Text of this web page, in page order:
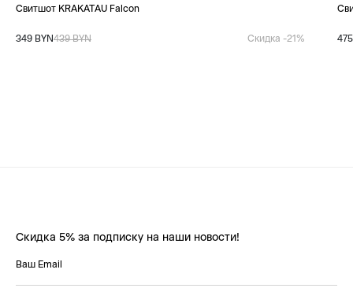
Cвитшот KRAKATAU Falcon
349 BYN439 BYN Скидка -21%
Скидка 5% за подписку на наши новости!